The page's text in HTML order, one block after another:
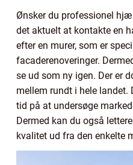
Ønsker du professionel
det aktuelt at kontakte en
efter en murer, som er
facaderenoveringer.
se ud som ny igen. Der er
mellem rundt i hele landet.
tid på at undersøge
Dermed kan du også
kvalitet ud fra den enkelte